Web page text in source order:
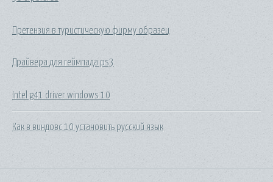
Претензия в туристическую фирму образец
Драйвера для геймпада ps3
Intel g41 driver windows 10
Как в виндовс 10 установить русский язык